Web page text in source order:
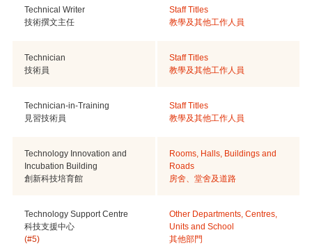
Technical Writer
技術撰文主任
Staff Titles
教學及其他工作人員
Technician
技術員
Staff Titles
教學及其他工作人員
Technician-in-Training
見習技術員
Staff Titles
教學及其他工作人員
Technology Innovation and
Incubation Building
創新科技培育館
Rooms, Halls, Buildings and
Roads
房舍、堂舍及道路
Technology Support Centre
科技支援中心
(#5)
Other Departments, Centres,
Units and School
其他部門